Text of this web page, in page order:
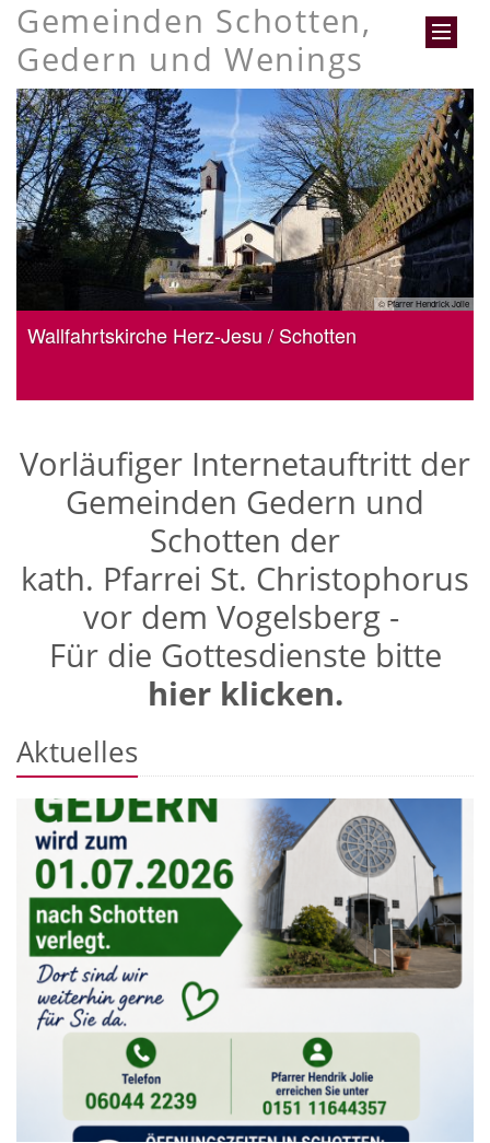
Gemeinden Schotten,
Gedern und Wenings
© Pfarrer Hendrick Jolie
Wallfahrtskirche Herz-Jesu / Schotten
Vorläufiger Internetauftritt der
Gemeinden Gedern und
Schotten der
kath. Pfarrei St. Christophorus
vor dem Vogelsberg -
Für die Gottesdienste bitte
hier klicken.
Aktuelles